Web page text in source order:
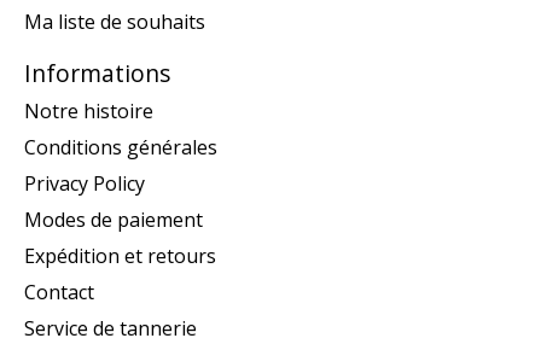
Ma liste de souhaits
Informations
Notre histoire
Conditions générales
Privacy Policy
Modes de paiement
Expédition et retours
Contact
Service de tannerie